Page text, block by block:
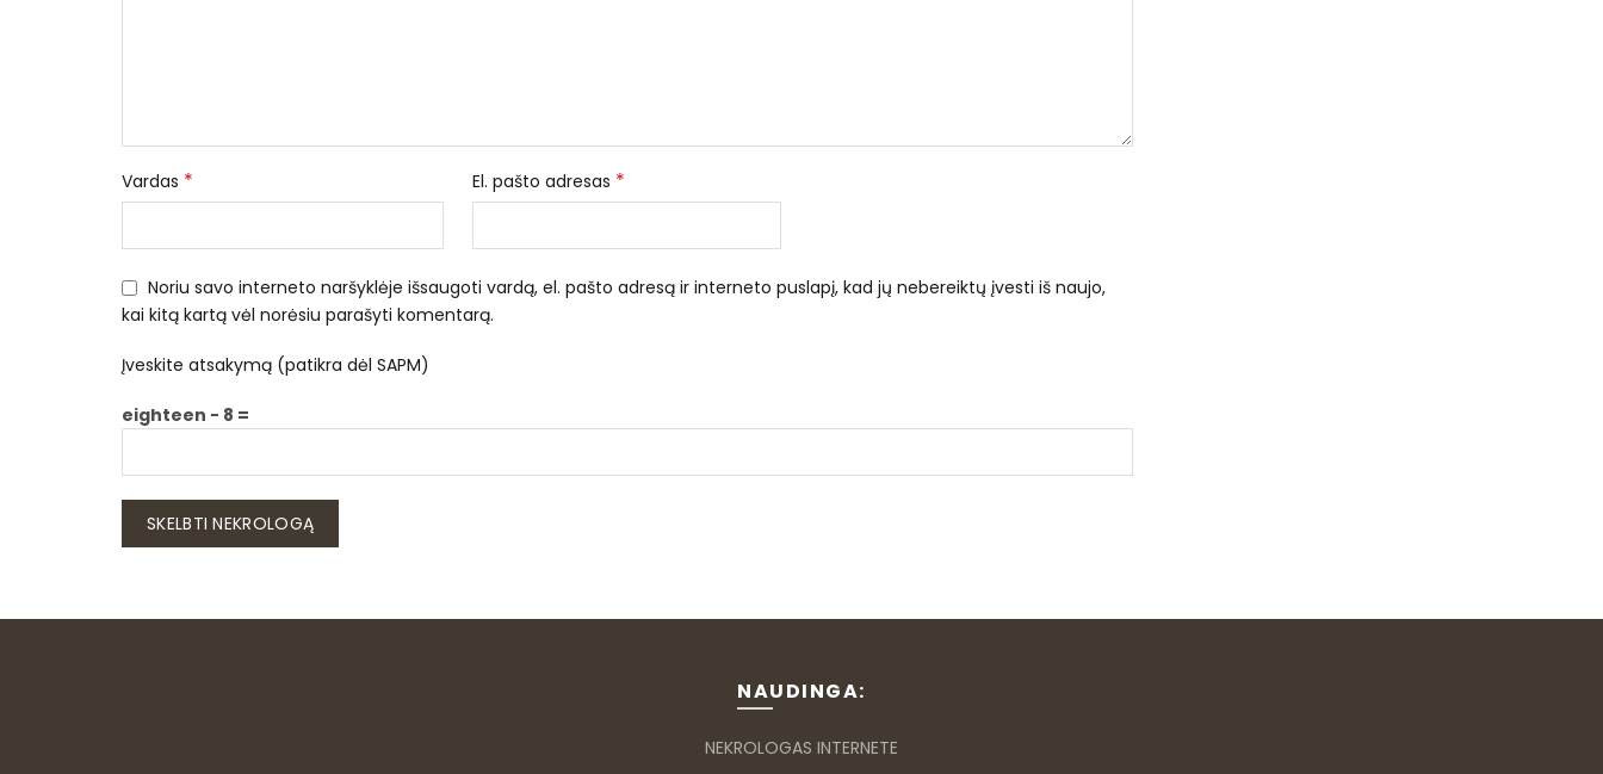
Vardas * El. pašto adresas *
Noriu savo interneto naršyklėje išsaugoti vardą, el. pašto adresą ir interneto puslapį, kad jų nebereiktų įvesti iš naujo,
kai kitą kartą vėl norėsiu parašyti komentarą.
Įveskite atsakymą (patikra dėl SAPM)
eighteen − 8 =
NAUDINGA:
NEKROLOGAS INTERNETE